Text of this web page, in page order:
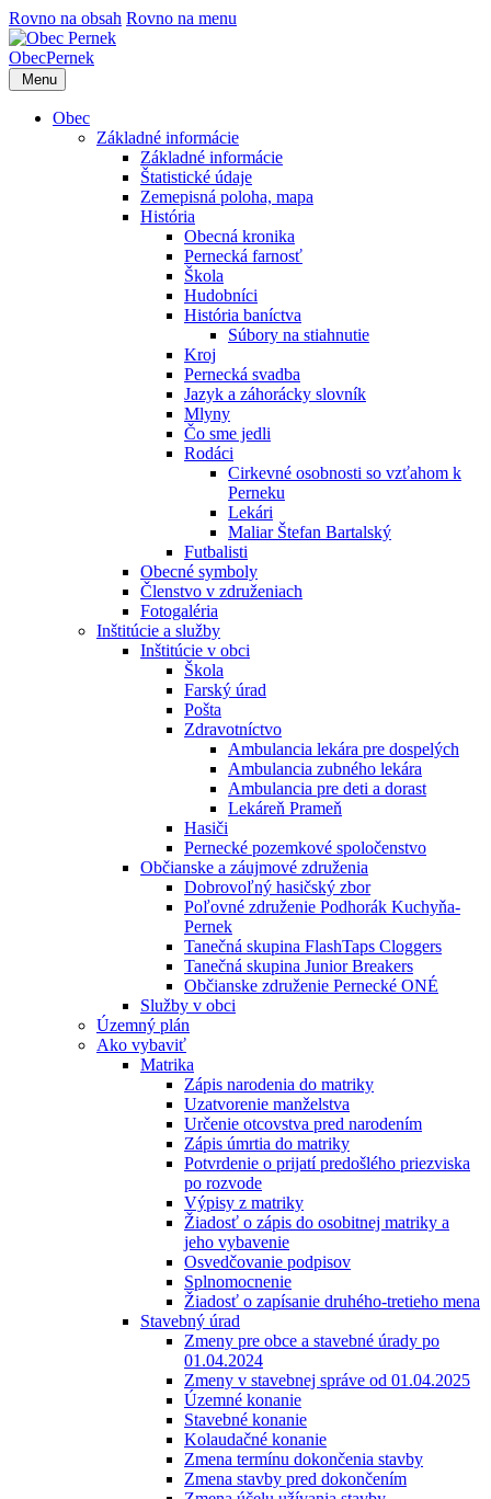
Rovno na obsah Rovno na menu
ObecPernek
Menu
Obec
Základné informácie
Základné informácie
Štatistické údaje
Zemepisná poloha, mapa
História
Obecná kronika
Pernecká farnosť
Škola
Hudobníci
História baníctva
Súbory na stiahnutie
Kroj
Pernecká svadba
Jazyk a záhorácky slovník
Mlyny
Čo sme jedli
Rodáci
Cirkevné osobnosti so vzťahom k
Perneku
Lekári
Maliar Štefan Bartalský
Futbalisti
Obecné symboly
Členstvo v združeniach
Fotogaléria
Inštitúcie a služby
Inštitúcie v obci
Škola
Farský úrad
Pošta
Zdravotníctvo
Ambulancia lekára pre dospelých
Ambulancia zubného lekára
Ambulancia pre deti a dorast
Lekáreň Prameň
Hasiči
Pernecké pozemkové spoločenstvo
Občianske a záujmové združenia
Dobrovoľný hasičský zbor
Poľovné združenie Podhorák Kuchyňa-
Pernek
Tanečná skupina FlashTaps Cloggers
Tanečná skupina Junior Breakers
Občianske združenie Pernecké ONÉ
Služby v obci
Územný plán
Ako vybaviť
Matrika
Zápis narodenia do matriky
Uzatvorenie manželstva
Určenie otcovstva pred narodením
Zápis úmrtia do matriky
Potvrdenie o prijatí predošlého priezviska
po rozvode
Výpisy z matriky
Žiadosť o zápis do osobitnej matriky a
jeho vybavenie
Osvedčovanie podpisov
Splnomocnenie
Žiadosť o zapísanie druhého-tretieho mena
Stavebný úrad
Zmeny pre obce a stavebné úrady po
01.04.2024
Zmeny v stavebnej správe od 01.04.2025
Územné konanie
Stavebné konanie
Kolaudačné konanie
Zmena termínu dokončenia stavby
Zmena stavby pred dokončením